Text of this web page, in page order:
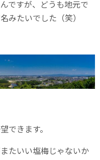
ですが、どうも地元で
みたいでした（笑）
できます。
たいい塩梅じゃないか